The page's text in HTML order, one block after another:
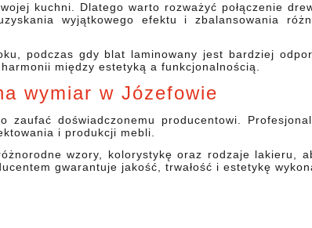
kuchni. Dlatego warto rozważyć połączenie
wyjątkowego efektu i zbalansowania
podczas gdy blat laminowany jest bardziej
między estetyką a funkcjonalnością.
wymiar w Józefowie
zaufać doświadczonemu producentowi.
i produkcji mebli.
wzory, kolorystykę oraz rodzaje lakieru,
gwarantuje jakość, trwałość i estetykę